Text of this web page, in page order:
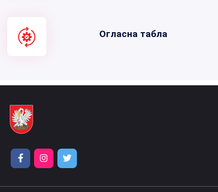
Огласна табла